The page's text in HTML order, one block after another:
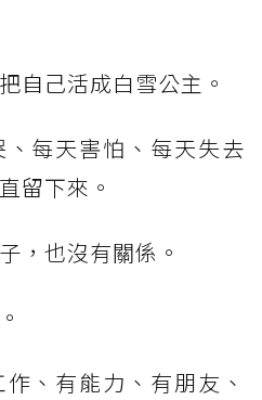
自己活成白雪公主。
每天害怕、每天失去
留下來。
，也沒有關係。
、有能力、有朋友、